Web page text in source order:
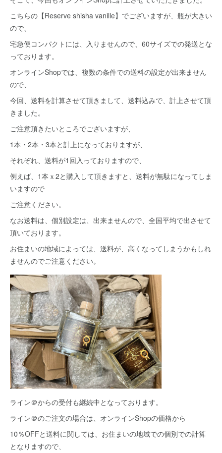
こちらの【Reserve shisha vanille】でございますが、瓶が大きい
ので、
宅急便コンパクトには、入りませんので、60サイズでの発送とな
っております。
オンラインShopでは、複数の条件での送料の設定が出来ません
ので、
今回、送料を計算させて頂きまして、送料込みで、計上させて頂
きました。
ご注意頂きたいところでございますが、
1本・2本・3本と計上になっておりますが、
それぞれ、送料が1回入っておりますので、
例えば、1本ｘ2と購入して頂きますと、送料が無駄になってしま
いますので
ご注意ください。
なお送料は、個別設定は、出来ませんので、全国平均で出させて
頂いております。
お住まいの地域によっては、送料が、高くなってしまうかもしれ
ませんのでご注意ください。
ライン＠からの受付も継続中となっております。
ライン＠のご注文の場合は、オンラインShopの価格から
10％OFFと送料に関しては、お住まいの地域での個別での計算
となりますので、